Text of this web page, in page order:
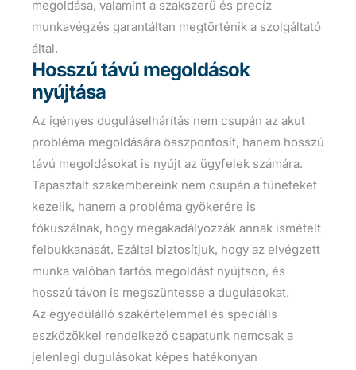
megoldása, valamint a szakszerű és precíz
munkavégzés garantáltan megtörténik a szolgáltató
által.
Hosszú távú megoldások
nyújtása
Az igényes duguláselhárítás nem csupán az akut
probléma megoldására összpontosít, hanem hosszú
távú megoldásokat is nyújt az ügyfelek számára.
Tapasztalt szakembereink nem csupán a tüneteket
kezelik, hanem a probléma gyökerére is
fókuszálnak, hogy megakadályozzák annak ismételt
felbukkanását. Ezáltal biztosítjuk, hogy az elvégzett
munka valóban tartós megoldást nyújtson, és
hosszú távon is megszüntesse a dugulásokat.
Az egyedülálló szakértelemmel és speciális
eszközökkel rendelkező csapatunk nemcsak a
jelenlegi dugulásokat képes hatékonyan